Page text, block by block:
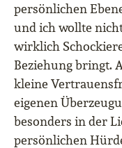
persönlichen
und ich wollte
wirklich
Beziehung bringt.
kleine
eigenen
besonders in der
persönlichen